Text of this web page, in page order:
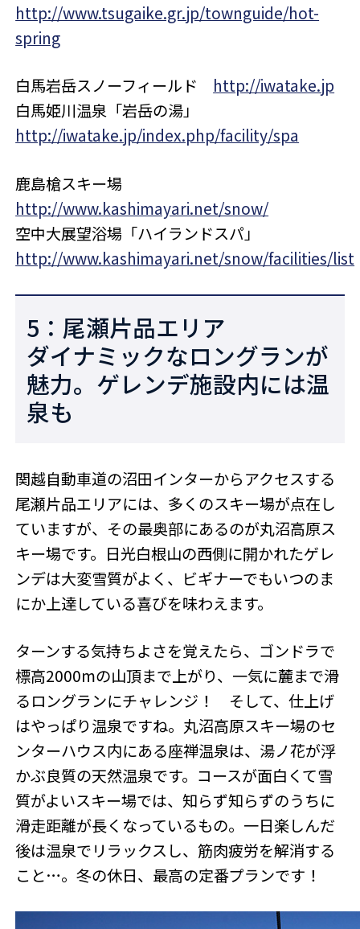
http://www.tsugaike.gr.jp/townguide/hot-
spring
白馬岩岳スノーフィールド http://iwatake.jp
白馬姫川温泉「岩岳の湯」
http://iwatake.jp/index.php/facility/spa
鹿島槍スキー場
http://www.kashimayari.net/snow/
空中大展望浴場「ハイランドスパ」
http://www.kashimayari.net/snow/facilities/list
5：尾瀬片品エリア
ダイナミックなロングランが
魅力。ゲレンデ施設内には温
泉も
関越自動車道の沼田インターからアクセスする
尾瀬片品エリアには、多くのスキー場が点在し
ていますが、その最奥部にあるのが丸沼高原ス
キー場です。日光白根山の西側に開かれたゲレ
ンデは大変雪質がよく、ビギナーでもいつのま
にか上達している喜びを味わえます。
ターンする気持ちよさを覚えたら、ゴンドラで
標高2000mの山頂まで上がり、一気に麓まで滑
るロングランにチャレンジ！ そして、仕上げ
はやっぱり温泉ですね。丸沼高原スキー場のセ
ンターハウス内にある座禅温泉は、湯ノ花が浮
かぶ良質の天然温泉です。コースが面白くて雪
質がよいスキー場では、知らず知らずのうちに
滑走距離が長くなっているもの。一日楽しんだ
後は温泉でリラックスし、筋肉疲労を解消する
こと…。冬の休日、最高の定番プランです！